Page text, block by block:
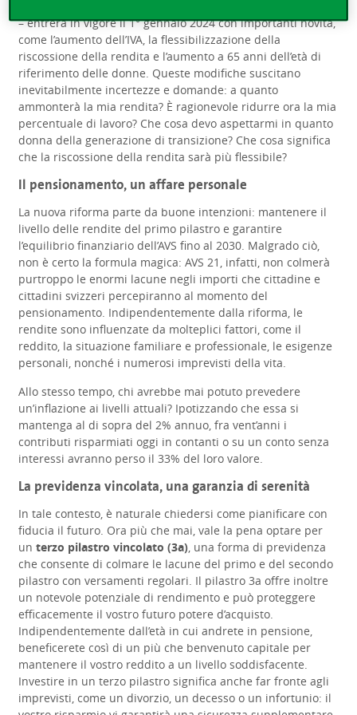
– entrerà in vigore il 1° gennaio 2024 con importanti novità,
come l’aumento dell’IVA, la flessibilizzazione della
riscossione della rendita e l’aumento a 65 anni dell’età di
riferimento delle donne. Queste modifiche suscitano
inevitabilmente incertezze e domande: a quanto
ammonterà la mia rendita? È ragionevole ridurre ora la mia
percentuale di lavoro? Che cosa devo aspettarmi in quanto
donna della generazione di transizione? Che cosa significa
che la riscossione della rendita sarà più flessibile?
Il pensionamento, un affare personale
La nuova riforma parte da buone intenzioni: mantenere il
livello delle rendite del primo pilastro e garantire
l’equilibrio finanziario dell’AVS fino al 2030. Malgrado ciò,
non è certo la formula magica: AVS 21, infatti, non colmerà
purtroppo le enormi lacune negli importi che cittadine e
cittadini svizzeri percepiranno al momento del
pensionamento. Indipendentemente dalla riforma, le
rendite sono influenzate da molteplici fattori, come il
reddito, la situazione familiare e professionale, le esigenze
personali, nonché i numerosi imprevisti della vita.
Allo stesso tempo, chi avrebbe mai potuto prevedere
un’inflazione ai livelli attuali? Ipotizzando che essa si
mantenga al di sopra del 2% annuo, fra vent’anni i
contributi risparmiati oggi in contanti o su un conto senza
interessi avranno perso il 33% del loro valore.
La previdenza vincolata, una garanzia di serenità
In tale contesto, è naturale chiedersi come pianificare con
fiducia il futuro. Ora più che mai, vale la pena optare per
un terzo pilastro vincolato (3a), una forma di previdenza
che consente di colmare le lacune del primo e del secondo
pilastro con versamenti regolari. Il pilastro 3a offre inoltre
un notevole potenziale di rendimento e può proteggere
efficacemente il vostro futuro potere d’acquisto.
Indipendentemente dall’età in cui andrete in pensione,
beneficerete così di un più che benvenuto capitale per
mantenere il vostro reddito a un livello soddisfacente.
Investire in un terzo pilastro significa anche far fronte agli
imprevisti, come un divorzio, un decesso o un infortunio: il